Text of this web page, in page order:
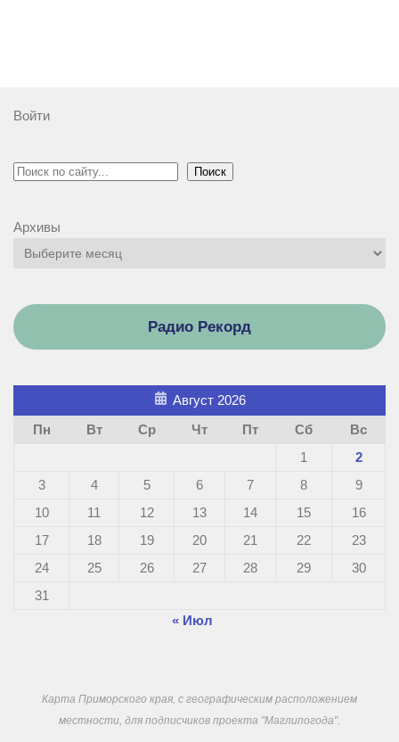
Войти
Поиск Поиск
Архивы
Радио Рекорд
Август 2026
Пн
Вт Ср Чт Пт Сб
Вс
1
2
3
4 5 6 7 8
9
10
11 12 13 14 15
16
17
18 19 20 21 22
23
24
25 26 27 28 29
30
31
« Июл
Карта Приморского края, с географическим расположением
местности, для подписчиков проекта "Маглипогода".